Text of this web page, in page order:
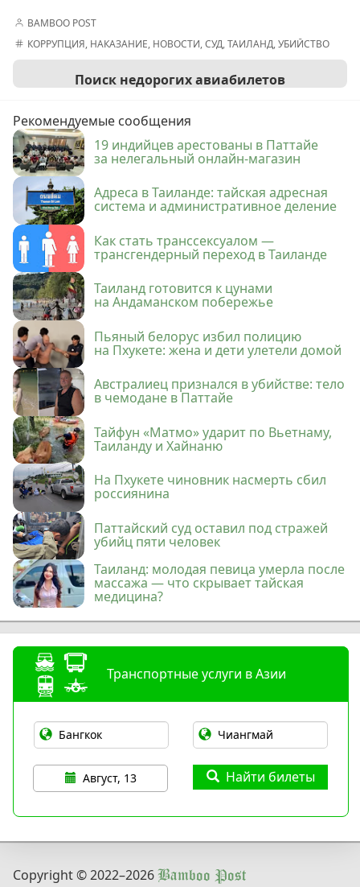
BAMBOO POST
КОРРУПЦИЯ, НАКАЗАНИЕ, НОВОСТИ,СУД,ТАИЛАНД,УБИЙСТВО
Поиск недорогих авиабилетов
Рекомендуемые сообщения
19 индийцев арестованы в Паттайе
за нелегальный онлайн-магазин
Адреса в Таиланде: тайская адресная
система и административное деление
Как стать транссексуалом —
трансгендерный переход в Таиланде
Таиланд готовится к цунами
на Андаманском побережье
Пьяный белорус избил полицию
на Пхукете: жена и дети улетели домой
Австралиец признался в убийстве: тело
в чемодане в Паттайе
Тайфун «Матмо» ударит по Вьетнаму,
Таиланду и Хайнаню
На Пхукете чиновник насмерть сбил
россиянина
Паттайский суд оставил под стражей
убийц пяти человек
Таиланд: молодая певица умерла после
массажа — что скрывает тайская
медицина?
Транспортные услуги в Азии
Август, 13 Найти билеты
Copyright © 2022–2026 Bamboo Post